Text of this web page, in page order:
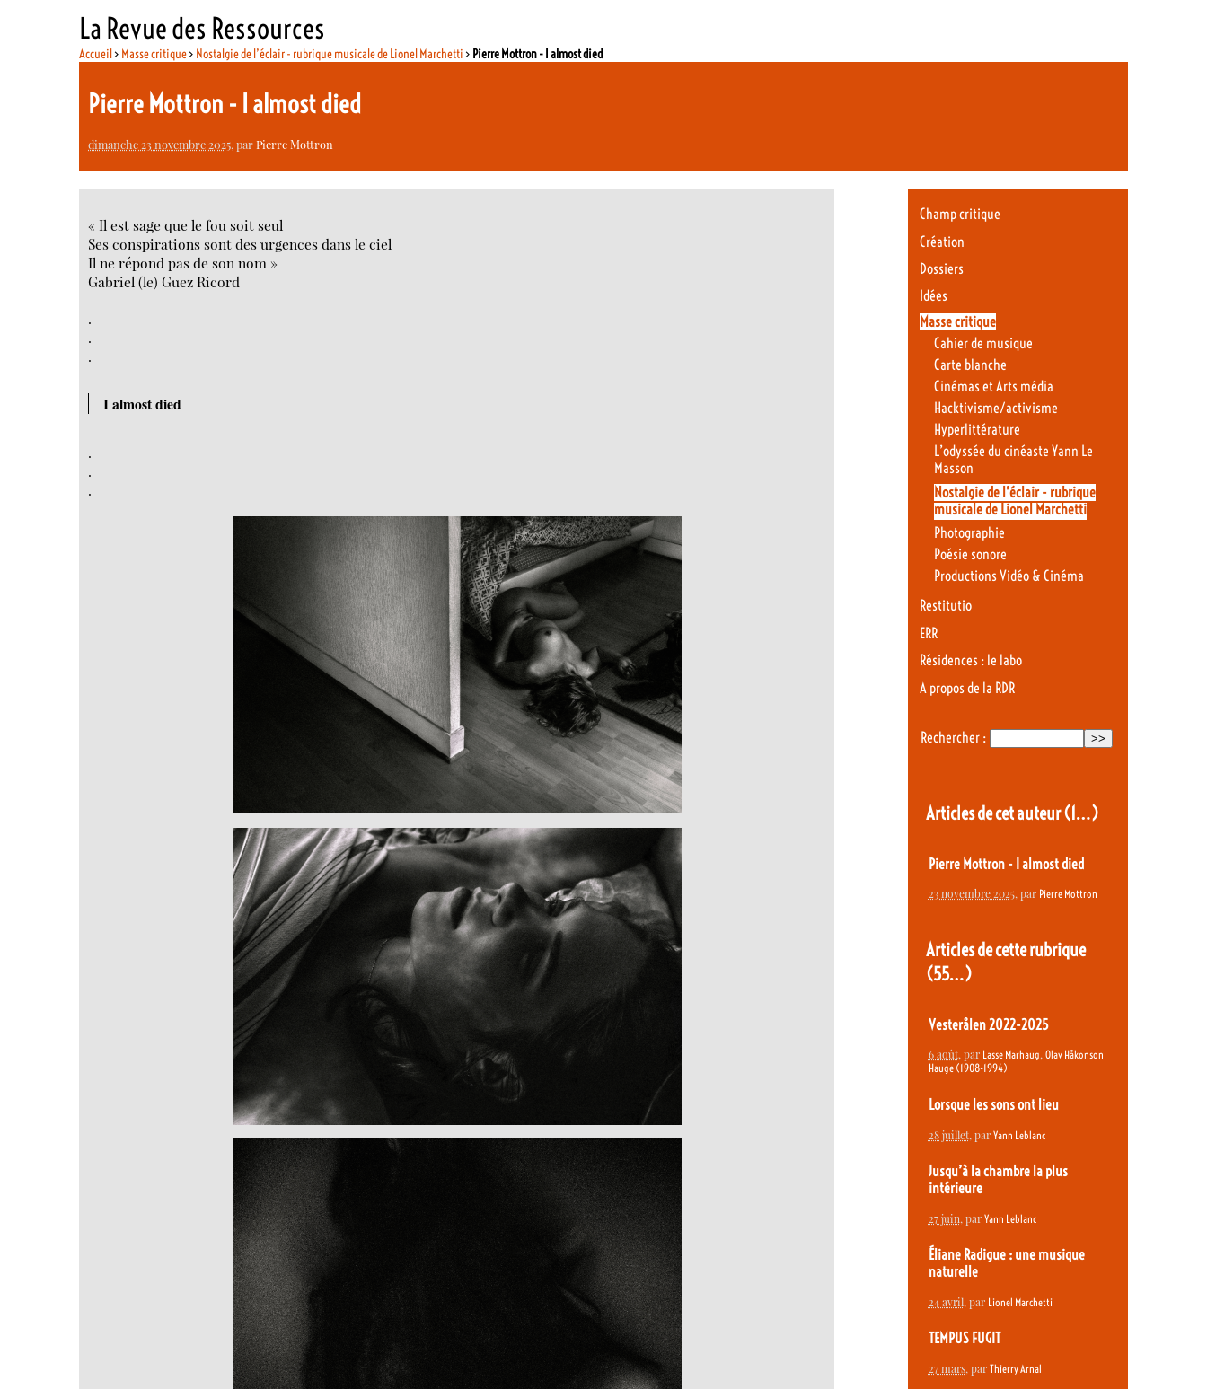
La Revue des Ressources
Accueil> Masse critique> Nostalgie de l’éclair - rubrique musicale de Lionel Marchetti > Pierre Mottron - I almost died
Pierre Mottron - I almost died
dimanche 23 novembre 2025, parPierre Mottron
« Il est sage que le fou soit seul
Ses conspirations sont des urgences dans le ciel
Il ne répond pas de son nom »
Gabriel (le) Guez Ricord
.
.
.
I almost died
.
.
.
Champ critique
Création
Dossiers
Idées
Masse critique
Cahier de musique
Carte blanche
Cinémas et Arts média
Hacktivisme/activisme
Hyperlittérature
L’odyssée du cinéaste Yann Le
Masson
Nostalgie de l’éclair - rubrique
musicale de Lionel Marchetti
Photographie
Poésie sonore
Productions Vidéo & Cinéma
Restitutio
ERR
Résidences : le labo
A propos de la RDR
Rechercher :
Articles de cet auteur(1…)
Pierre Mottron - I almost died
23 novembre 2025, par Pierre Mottron
Articles de cette rubrique
(55…)
Vesterålen 2022-2025
6 août, par Lasse Marhaug, Olav Håkonson
Hauge (1908-1994)
Lorsque les sons ont lieu
28 juillet, par Yann Leblanc
Jusqu’à la chambre la plus
intérieure
27 juin, par Yann Leblanc
Éliane Radigue : une musique
naturelle
24 avril, par Lionel Marchetti
TEMPUS FUGIT
27 mars, par Thierry Arnal